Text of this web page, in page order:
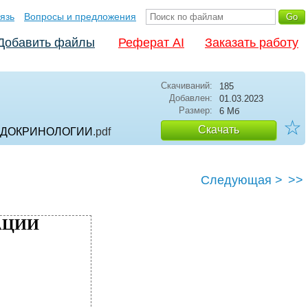
Вопросы и предложения
файлы Реферат AI Заказать работу
.pdf
Скачиваний:
185
Добавлен:
01.03.2023
Размер:
6 Мб
Скачать ☆
Следующая > >>